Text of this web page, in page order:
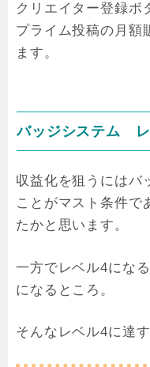
クリエイター登録ボ
プライム投稿の月額
ます。
バッジシステム
収益化を狙うにはバ
ことがマスト条件で
たかと思います。
一方でレベル4にな
になるところ。
そんなレベル4に達